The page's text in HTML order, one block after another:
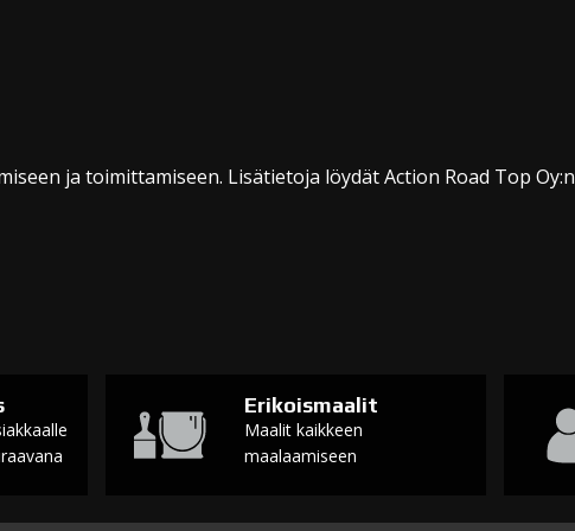
ja toimittamiseen. Lisätietoja löydät Action Road Top Oy:n
Erikoismaalit
Maalit kaikkeen
maalaamiseen